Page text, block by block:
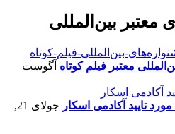
بین‌المللی
معتبر فیلم کوتاه آگوست
تایید آکادمی اسکار
جولای 21,